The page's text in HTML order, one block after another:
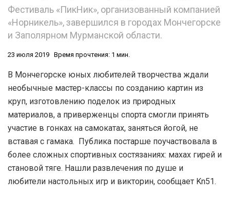
Фестиваль «ПикНик», организованный компанией
«Норникель», завершился в городах Мончегорске
и Заполярном Мурманской области.
23 июля 2019 Время прочтения: 1 мин.
В Мончегорске юных любителей творчества ждали
необычные мастер-классы по созданию картин из
круп, изготовлению поделок из природных
материалов, а приверженцы спорта смогли принять
участие в гонках на самокатах, заняться йогой, не
вставая с гамака. Публика постарше поучаствовала в
более сложных спортивных состязаниях: махах гирей и
становой тяге. Нашли развлечения по душе и
любители настольных игр и викторин, сообщает Kn51.